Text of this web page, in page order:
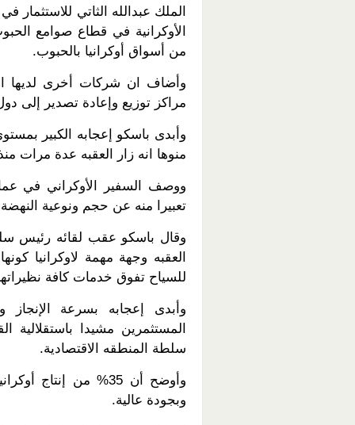
الملك عبدالله الثاتي
من أسواق أوكرانيا بالحبوب.
وأضاف ان شركات أخرى لديها
مراكز توزيع وإعادة تصدير إلى
وأبدى باسكو إعجابه الكبير
منوها انه زار العقبه عدة مرات منذ
ووصف السفير الأوكراني في
تعبيرا منه عن حجم ونوعية النهضة
وقال باسكو عقب لقائه رئيس
العقبه وجهة مهمة لاوكرانيا
للسياح تفوق خدمات كافة
وأبدى إعجابه بسرعة
المستثمرين مشيدا
سلطة المنطقه الاقتصادية.
وأوضح أن 35% من
وبجودة عالية.